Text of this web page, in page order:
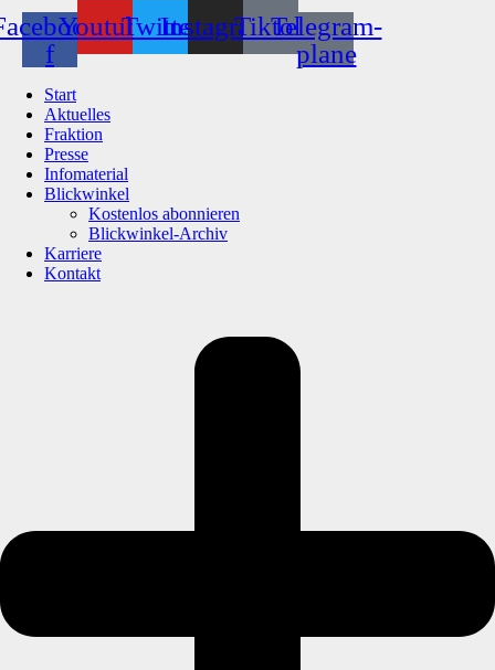
f
YoutubeTwitterInstagramTiktokTelegram-
plane
Start
Aktuelles
Fraktion
Presse
Infomaterial
Blickwinkel
Kostenlos abonnieren
Blickwinkel-Archiv
Karriere
Kontakt